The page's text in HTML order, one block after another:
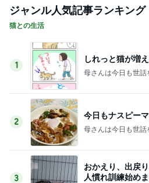
ジャンル人気記事ランキング
猫との生活
1
しれっと猫が増
母さんは今日も世話
2
今日もナスピー
母さんは今日も世話
3
おかえり、出戻
人慣れ訓練始め